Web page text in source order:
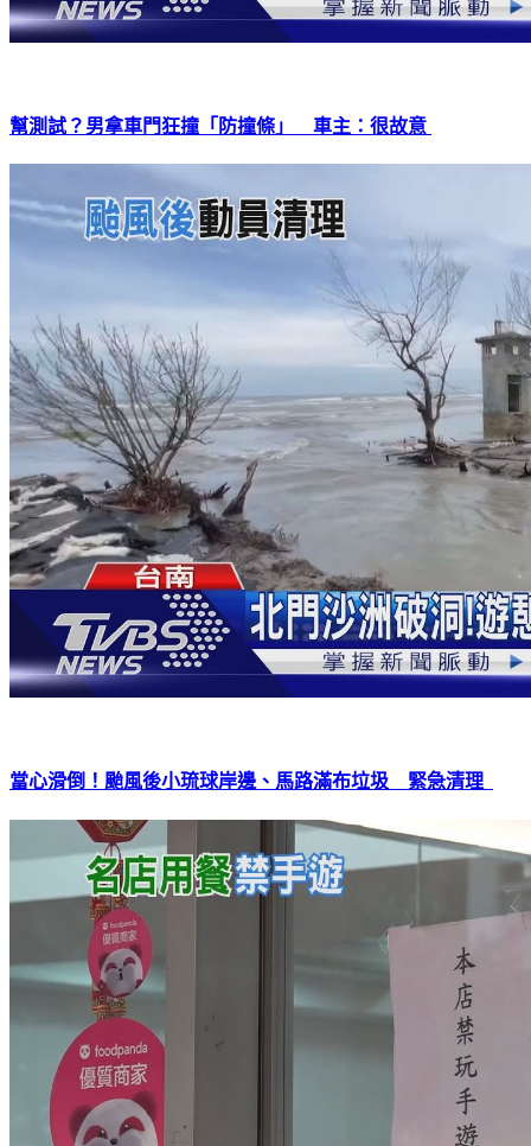
幫測試？男拿車門狂撞「防撞條」 車主：很故意
當心滑倒！颱風後小琉球岸邊、馬路滿布垃圾 緊急清理